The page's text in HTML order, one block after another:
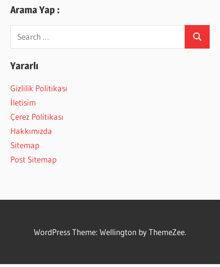
Arama Yap :
Search
for:
Search
Yararlı
Gizlilik Politikası
İletisim
Çerez Politikası
Hakkımızda
Sitemap
Post Sitemap
WordPress Theme: Wellington by ThemeZee.